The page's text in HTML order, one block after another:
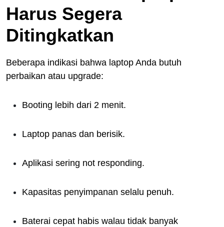
Harus Segera
Ditingkatkan
Beberapa indikasi bahwa laptop Anda butuh
perbaikan atau upgrade:
Booting lebih dari 2 menit.
Laptop panas dan berisik.
Aplikasi sering not responding.
Kapasitas penyimpanan selalu penuh.
Baterai cepat habis walau tidak banyak